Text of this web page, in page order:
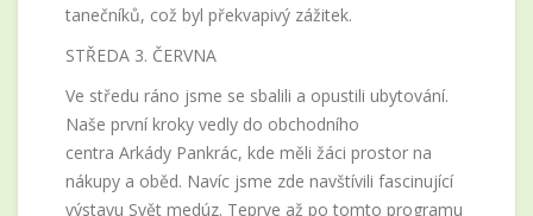
tanečníků, což byl překvapivý zážitek.
STŘEDA 3. ČERVNA
Ve středu ráno jsme se sbalili a opustili ubytování.
Naše první kroky vedly do obchodního
centra Arkády Pankrác, kde měli žáci prostor na
nákupy a oběd. Navíc jsme zde navštívili fascinující
výstavu Svět medúz. Teprve až po tomto programu